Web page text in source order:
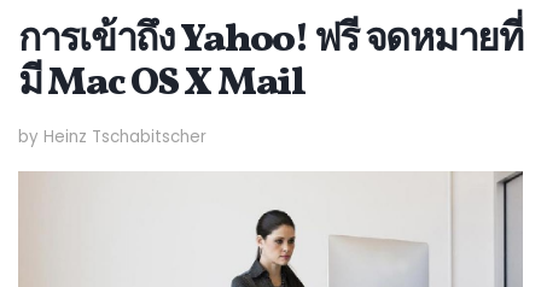
การเข้าถึง Yahoo! ฟรี จดหมายที่
มี Mac OS X Mail
by Heinz Tschabitscher